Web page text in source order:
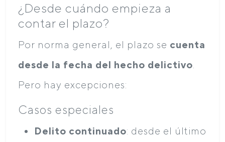
¿Desde cuándo empieza a
contar el plazo?
Por norma general, el plazo se cuenta
desde la fecha del hecho delictivo
Pero hay excepciones:
Casos especiales
Delito continuado: desde el último